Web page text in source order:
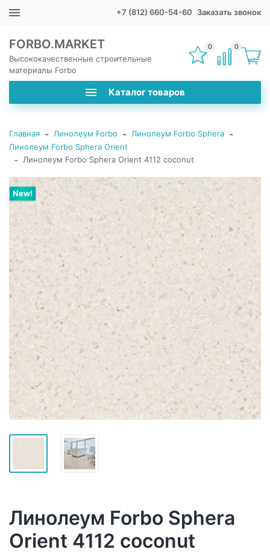
+7 (812) 660-54-60 Заказать звонок
FORBO.MARKET
Высококачественные строительные
материалы Forbo
Каталог товаров
0 0
Главная - Линолеум Forbo - Линолеум Forbo Sphera -
Линолеум Forbo Sphera Orient
- Линолеум Forbo Sphera Orient 4112 coconut
New!
Линолеум Forbo Sphera
Orient 4112 coconut